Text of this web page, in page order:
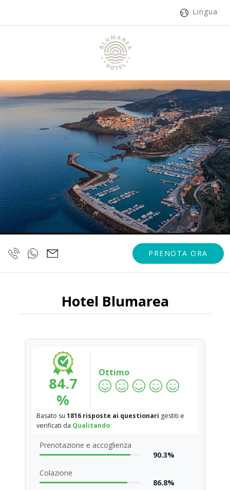
Lingua
PRENOTA ORA
Hotel Blumarea
84.7
%
Ottimo
Basato su 1816 risposte ai questionari gestiti e
verificati da Qualitando
Prenotazione e accoglienza
90.3%
Colazione
86.8%